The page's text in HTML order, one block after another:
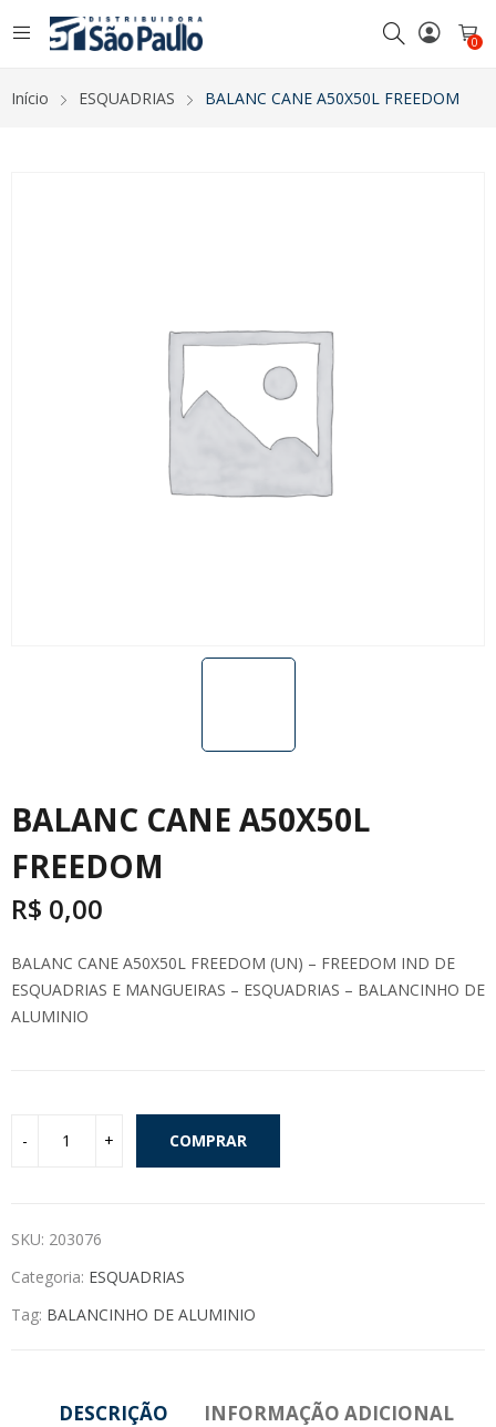
0
Início ESQUADRIAS BALANC CANE A50X50L FREEDOM
BALANC CANE A50X50L
FREEDOM
R$ 0,00
BALANC CANE A50X50L FREEDOM (UN) – FREEDOM IND DE
ESQUADRIAS E MANGUEIRAS – ESQUADRIAS – BALANCINHO DE
ALUMINIO
COMPRAR
SKU: 203076
Categoria: ESQUADRIAS
Tag: BALANCINHO DE ALUMINIO
DESCRIÇÃO
INFORMAÇÃO ADICIONAL